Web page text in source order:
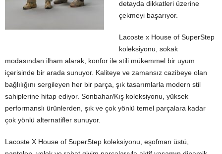
detayda dikkatleri üzerine
çekmeyi başarıyor.
Lacoste x House of SuperStep
koleksiyonu, sokak
modasından ilham alarak, konfor ile stili mükemmel bir uyum
içerisinde bir arada sunuyor. Kaliteye ve zamansız cazibeye olan
bağlılığını sergileyen her bir parça, şık tasarımlarla modern stil
sahiplerine hitap ediyor. Sonbahar/Kış koleksiyonu, yüksek
performanslı ürünlerden, şık ve çok yönlü temel parçalara kadar
çok yönlü alternatifler sunuyor.
Lacoste X House of SuperStep koleksiyonu, eşofman üstü,